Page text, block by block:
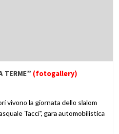
TERME” (fotogallery)
vivono la giornata dello slalom
Tacci", gara automobilistica